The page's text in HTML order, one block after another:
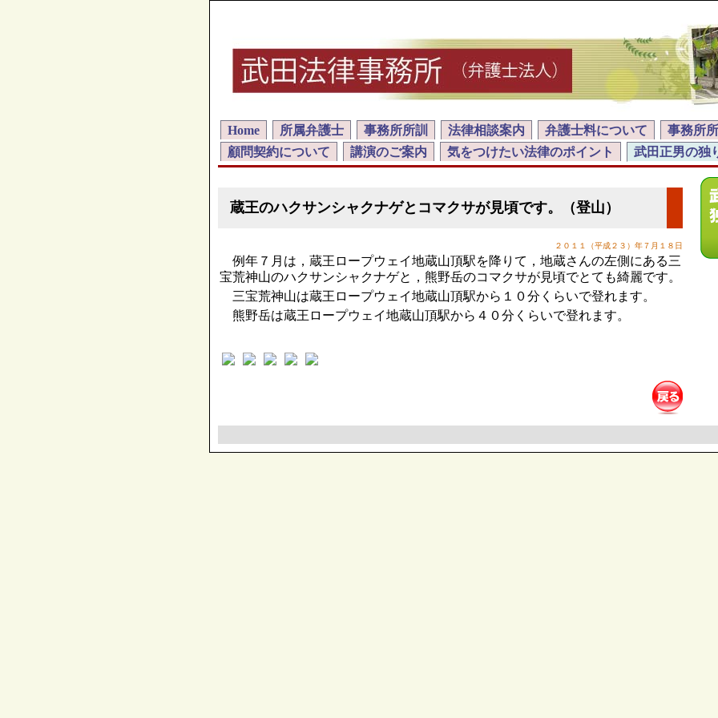
Home 所属弁護士 事務所所訓 法律相談案内 弁護士料について 事務所
顧問契約について
講演のご案内 気をつけたい法律のポイント 武田正男の独
蔵王のハクサンシャクナゲとコマクサが見頃です。（登山）
２０１１（平成２３）年７月１８日
例年７月は，蔵王ロープウェイ地蔵山頂駅を降りて，地蔵さんの左側にある三
宝荒神山のハクサンシャクナゲと，熊野岳のコマクサが見頃でとても綺麗です。
三宝荒神山は蔵王ロープウェイ地蔵山頂駅から１０分くらいで登れます。
熊野岳は蔵王ロープウェイ地蔵山頂駅から４０分くらいで登れます。